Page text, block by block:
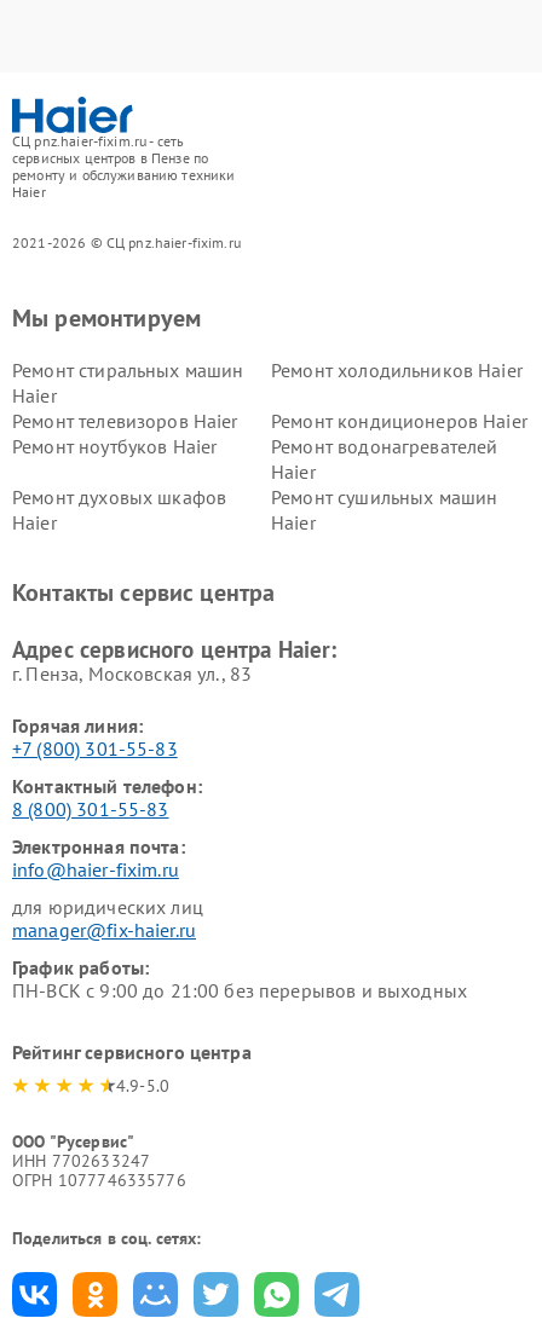
СЦ pnz.haier-fixim.ru - сеть
сервисных центров в Пензе по
ремонту и обслуживанию техники
Haier
2021-2026 © СЦ pnz.haier-fixim.ru
Мы ремонтируем
Ремонт стиральных машин
Haier
Ремонт холодильников Haier
Ремонт телевизоров Haier
Ремонт кондиционеров Haier
Ремонт ноутбуков Haier
Ремонт водонагревателей
Haier
Ремонт духовых шкафов
Haier
Ремонт сушильных машин
Haier
Ремонт роботов-пылесосов
Ремонт посудомоечных
Контакты сервис центра
Адрес сервисного центра Haier:
г. Пенза, Московская ул., 83
Горячая линия:
+7 (800) 301-55-83
Контактный телефон:
8 (800) 301-55-83
Электронная почта:
info@haier-fixim.ru
для юридических лиц
manager@fix-haier.ru
График работы:
ПН-ВСК с 9:00 до 21:00 без перерывов и выходных
Рейтинг сервисного центра
4.9-5.0
ООО "Русервис"
ИНН 7702633247
ОГРН 1077746335776
Поделиться в соц. сетях: